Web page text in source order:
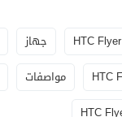
HTC Flyer جهاز
مواصفات